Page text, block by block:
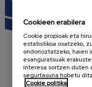
Cookieen erabilera
Cookie propioak eta
estatistikoa osatzeko,
ondorioztatzeko, haien
esanguratsuak
interesa sortzen duten
segurtasuna hobetu
Cookie politika